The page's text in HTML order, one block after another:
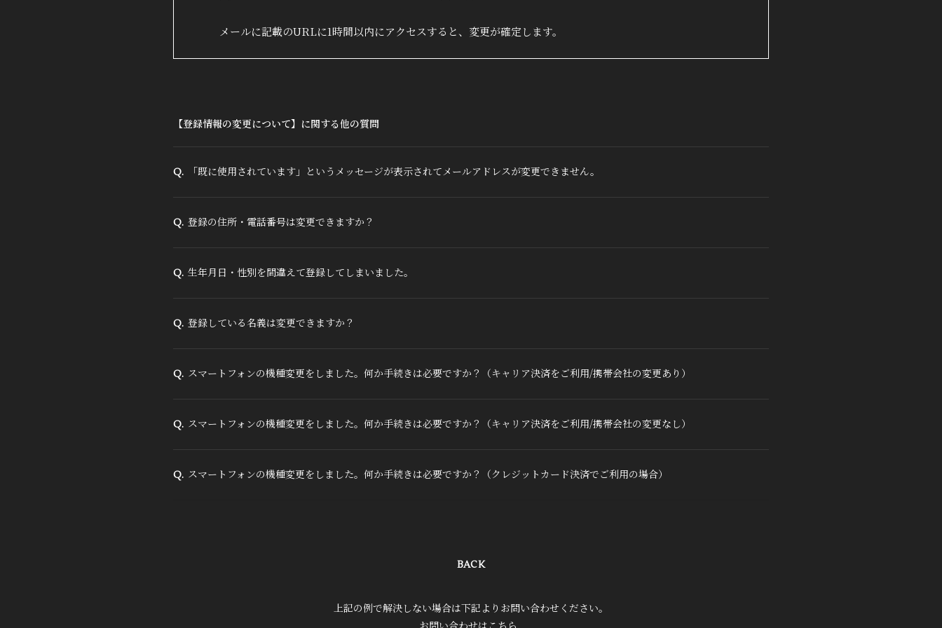
メールに記載のURLに1時間以内にアクセスすると、変更が確定します。
【登録情報の変更について】に関する他の質問
Q. 「既に使用されています」というメッセージが表示されてメールアドレスが変更できません。
Q. 登録の住所・電話番号は変更できますか？
Q. 生年月日・性別を間違えて登録してしまいました。
Q. 登録している名義は変更できますか？
Q. スマートフォンの機種変更をしました。何か手続きは必要ですか？（キャリア決済をご利用/携帯会社の変更あり）
Q. スマートフォンの機種変更をしました。何か手続きは必要ですか？（キャリア決済をご利用/携帯会社の変更なし）
Q. スマートフォンの機種変更をしました。何か手続きは必要ですか？（クレジットカード決済でご利用の場合）
BACK
上記の例で解決しない場合は下記よりお問い合わせください。
お問い合わせはこちら